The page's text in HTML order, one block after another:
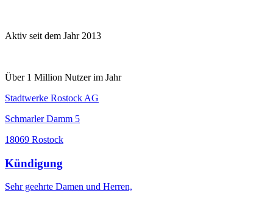
Aktiv seit dem Jahr 2013
Über 1 Million Nutzer im Jahr
Stadtwerke Rostock AG
Schmarler Damm 5
18069 Rostock
Kündigung
Sehr geehrte Damen und Herren,